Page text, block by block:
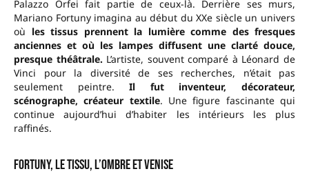
Palazzo Orfei fait partie de ceux-là. Derrière ses murs,
Mariano Fortuny imagina au début du XXe siècle un univers
où les tissus prennent la lumière comme des fresques
anciennes et où les lampes diffusent une clarté douce,
presque théâtrale. L’artiste, souvent comparé à Léonard de
Vinci pour la diversité de ses recherches, n’était pas
seulement peintre.Il fut inventeur, décorateur,
scénographe, créateur textile. Une figure fascinante qui
continue aujourd’hui d’habiter les intérieurs les plus
raffinés.
Fortuny, le tissu, l’ombre et Venise